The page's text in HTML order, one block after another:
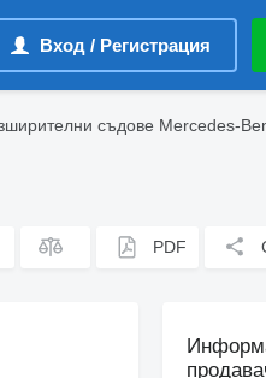
Вход / Регистрация
съдове Mercedes-
PDF